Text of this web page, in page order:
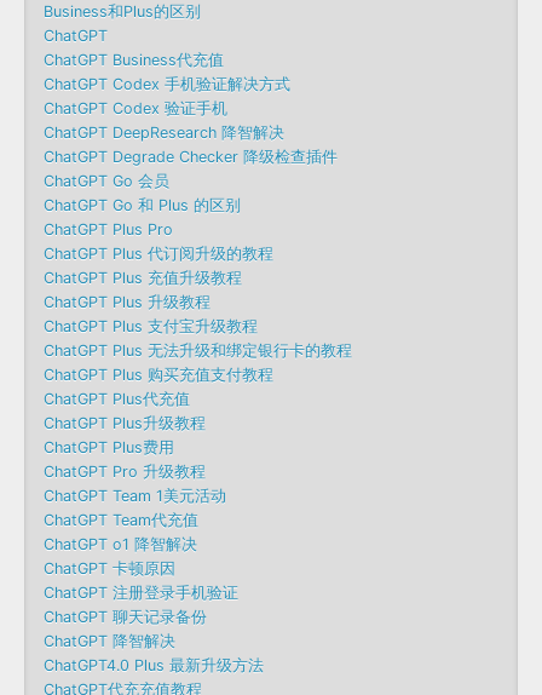
Business和Plus的区别
ChatGPT
ChatGPT Business代充值
ChatGPT Codex 手机验证解决方式
ChatGPT Codex 验证手机
ChatGPT DeepResearch 降智解决
ChatGPT Degrade Checker 降级检查插件
ChatGPT Go 会员
ChatGPT Go 和 Plus 的区别
ChatGPT Plus Pro
ChatGPT Plus 代订阅升级的教程
ChatGPT Plus 充值升级教程
ChatGPT Plus 升级教程
ChatGPT Plus 支付宝升级教程
ChatGPT Plus 无法升级和绑定银行卡的教程
ChatGPT Plus 购买充值支付教程
ChatGPT Plus代充值
ChatGPT Plus升级教程
ChatGPT Plus费用
ChatGPT Pro 升级教程
ChatGPT Team 1美元活动
ChatGPT Team代充值
ChatGPT o1 降智解决
ChatGPT 卡顿原因
ChatGPT 注册登录手机验证
ChatGPT 聊天记录备份
ChatGPT 降智解决
ChatGPT4.0 Plus 最新升级方法
ChatGPT代充充值教程